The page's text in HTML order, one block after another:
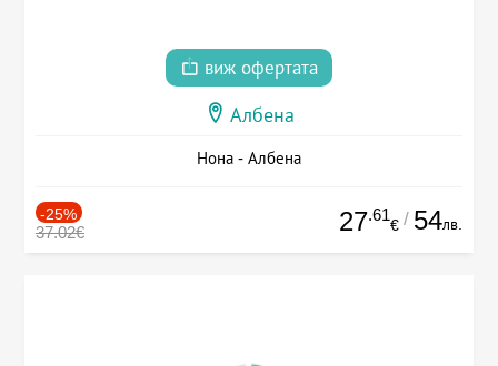
виж офертата
Албена
Нона - Албена
-25%
37.02€ 27.61
€ / 54лв.